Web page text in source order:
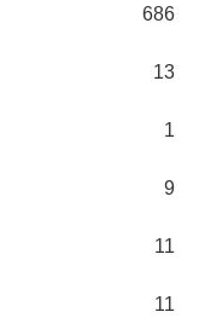
686
13
1
9
11
11